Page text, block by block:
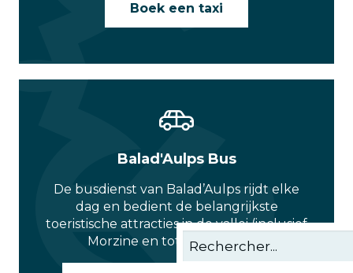
Boek een taxi
Balad'Aulps Bus
De busdienst van Balad’Aulps rijdt elke
dag en bedient de belangrijkste
toeristische attracties in de vallei (inclusief
Morzine en tot aan Le Jotty).